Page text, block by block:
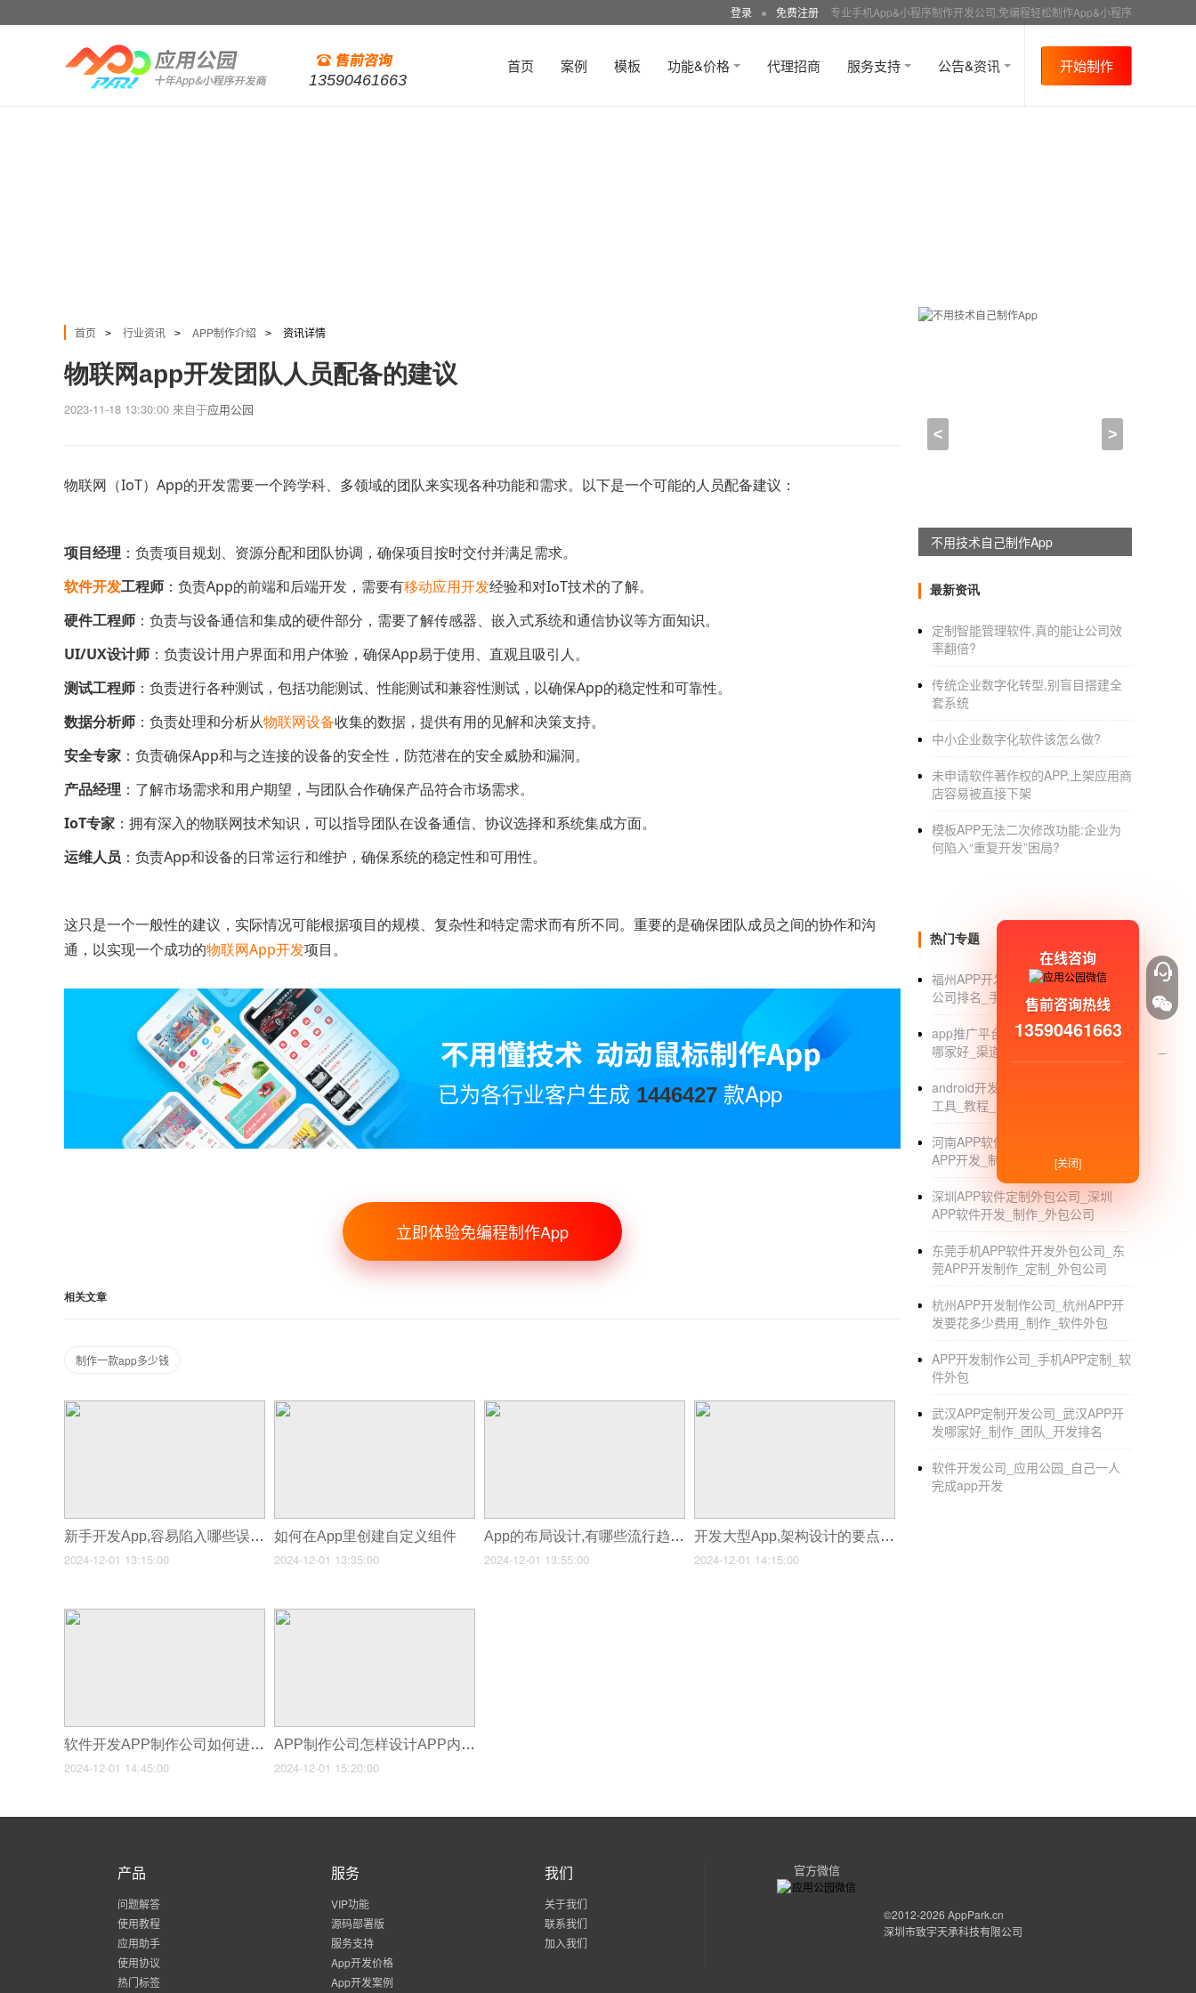
登录 ● 免费注册 专业手机App&小程序制作开发公司,免编程轻松制作App&小程序
13590461663
首页 案例 模板 功能&价格 代理招商 服务支持 公告&资讯 开始制作
首页 > 行业资讯 > APP制作介绍 > 资讯详情
物联网app开发团队人员配备的建议
2023-11-18 13:30:00 来自于应用公园
物联网（IoT）App的开发需要一个跨学科、多领域的团队来实现各种功能和需求。以下是一个可能的人员配备建议：
项目经理 ：负责项目规划、资源分配和团队协调，确保项目按时交付并满足需求。
软件开发工程师 ：负责App的前端和后端开发，需要有移动应用开发经验和对IoT技术的了解。
硬件工程师 ：负责与设备通信和集成的硬件部分，需要了解传感器、嵌入式系统和通信协议等方面知识。
UI/UX设计师 ：负责设计用户界面和用户体验，确保App易于使用、直观且吸引人。
测试工程师 ：负责进行各种测试，包括功能测试、性能测试和兼容性测试，以确保App的稳定性和可靠性。
数据分析师 ：负责处理和分析从物联网设备收集的数据，提供有用的见解和决策支持。
安全专家 ：负责确保App和与之连接的设备的安全性，防范潜在的安全威胁和漏洞。
产品经理 ：了解市场需求和用户期望，与团队合作确保产品符合市场需求。
IoT专家 ：拥有深入的物联网技术知识，可以指导团队在设备通信、协议选择和系统集成方面。
运维人员 ：负责App和设备的日常运行和维护，确保系统的稳定性和可用性。
这只是一个一般性的建议，实际情况可能根据项目的规模、复杂性和特定需求而有所不同。重要的是确保团队成员之间的协作和沟
通，以实现一个成功的物联网App开发项目。
已为各行业客户生成 1446427 款App
立即体验免编程制作App
相关文章
制作一款app多少钱
新手开发App,容易陷入哪些误区?
2024-12-01 13:15:00
如何在App里创建自定义组件
2024-12-01 13:35:00
App的布局设计,有哪些流行趋势?
2024-12-01 13:55:00
开发大型App,架构设计的要点是什么?
2024-12-01 14:15:00
软件开发APP制作公司如何进行APP测试与调试?
2024-12-01 14:45:00
APP制作公司怎样设计APP内的支付系统呢?
2024-12-01 15:20:00
< >
不用技术自己制作App
最新资讯
定制智能管理软件,真的能让公司效
率翻倍?
传统企业数字化转型,别盲目搭建全
套系统
中小企业数字化软件该怎么做?
未申请软件著作权的APP,上架应用商
店容易被直接下架
模板APP无法二次修改功能:企业为
何陷入“重复开发”困局?
热门专题
福州APP开发_福州APP开发多少钱_
公司排名_手机软件制作
app推广平台_app推广平台有哪些_
哪家好_渠道
android开发入门_android app开发
工具_教程_平台
河南APP软件开发外包公司_河南
APP开发_制作_软件外包_公司
深圳APP软件定制外包公司_深圳
APP软件开发_制作_外包公司
东莞手机APP软件开发外包公司_东
莞APP开发制作_定制_外包公司
杭州APP开发制作公司_杭州APP开
发要花多少费用_制作_软件外包
APP开发制作公司_手机APP定制_软
件外包
武汉APP定制开发公司_武汉APP开
发哪家好_制作_团队_开发排名
软件开发公司_应用公园_自己一人
完成app开发
产品
问题解答
使用教程
应用助手
使用协议
热门标签
服务
VIP功能
源码部署版
服务支持
App开发价格
App开发案例
我们
关于我们
联系我们
加入我们
官方微信
©2012-2026 AppPark.cn
深圳市致宇天承科技有限公司
在线咨询
售前咨询热线
13590461663
[关闭]